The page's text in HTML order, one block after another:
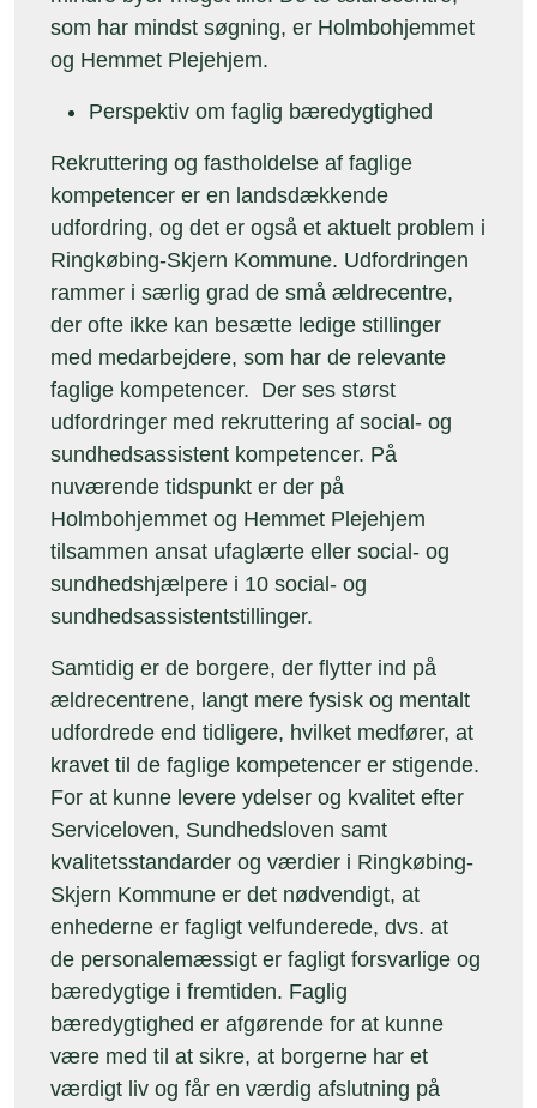
som har mindst søgning, er Holmbohjemmet
og Hemmet Plejehjem.
Perspektiv om faglig bæredygtighed
Rekruttering og fastholdelse af faglige
kompetencer er en landsdækkende
udfordring, og det er også et aktuelt problem i
Ringkøbing-Skjern Kommune. Udfordringen
rammer i særlig grad de små ældrecentre,
der ofte ikke kan besætte ledige stillinger
med medarbejdere, som har de relevante
faglige kompetencer. Der ses størst
udfordringer med rekruttering af social- og
sundhedsassistent kompetencer. På
nuværende tidspunkt er der på
Holmbohjemmet og Hemmet Plejehjem
tilsammen ansat ufaglærte eller social- og
sundhedshjælpere i 10 social- og
sundhedsassistentstillinger.
Samtidig er de borgere, der flytter ind på
ældrecentrene, langt mere fysisk og mentalt
udfordrede end tidligere, hvilket medfører, at
kravet til de faglige kompetencer er stigende.
For at kunne levere ydelser og kvalitet efter
Serviceloven, Sundhedsloven samt
kvalitetsstandarder og værdier i Ringkøbing-
Skjern Kommune er det nødvendigt, at
enhederne er fagligt velfunderede, dvs. at
de personalemæssigt er fagligt forsvarlige og
bæredygtige i fremtiden. Faglig
bæredygtighed er afgørende for at kunne
være med til at sikre, at borgerne har et
værdigt liv og får en værdig afslutning på